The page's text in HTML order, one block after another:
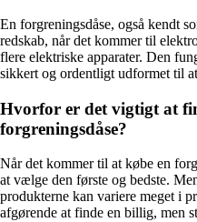
En forgreningsdåse, også kendt
redskab, når det kommer til
flere elektriske apparater. Den
sikkert og ordentligt udformet til
Hvorfor er det vigtigt at
forgreningsdåse?
Når det kommer til at købe en
at vælge den første og bedste.
produkterne kan variere meget i
afgørende at finde en billig, men